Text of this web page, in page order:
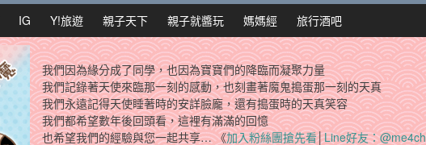
IG Y!旅遊 親子天下 親子就醬玩 媽媽經 旅行酒吧
我們因為緣分成了同學，也因為寶寶們的降臨而凝聚力量
我們記錄著天使來臨那一刻的感動，也刻畫著魔鬼搗蛋那一刻的天真
我們永遠記得天使睡著時的安詳臉龐，還有搗蛋時的天真笑容
我們都希望數年後回頭看，這裡有滿滿的回憶
也希望我們的經驗與您一起共享… 《加入粉絲團搶先看│Line好友：